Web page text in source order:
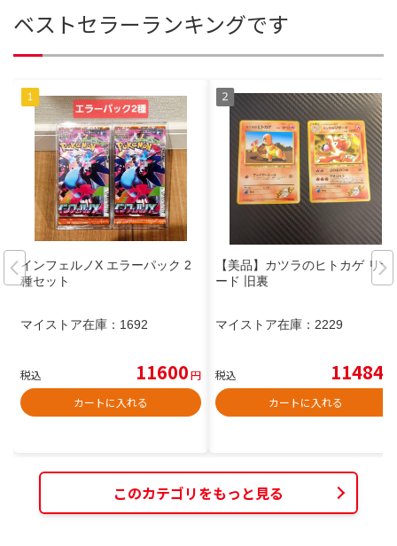
ベストセラーランキングです
インフェルノX エラーパック 2
種セット
マイストア在庫： 1692
税込 11600円
カートに入れる
【美品】カツラのヒトカゲ リザ
ード 旧裏
マイストア在庫： 2229
税込 11484
カートに入れる
このカテゴリをもっと見る